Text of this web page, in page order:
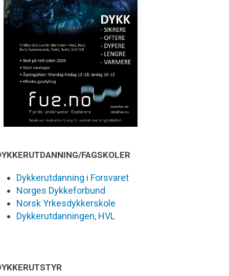
FAGSKOLER
Dykkerutdanning i Forsvaret
Norges Dykkeforbund
Norsk Yrkesdykkerskole
Dykkerutdanningen, HVL